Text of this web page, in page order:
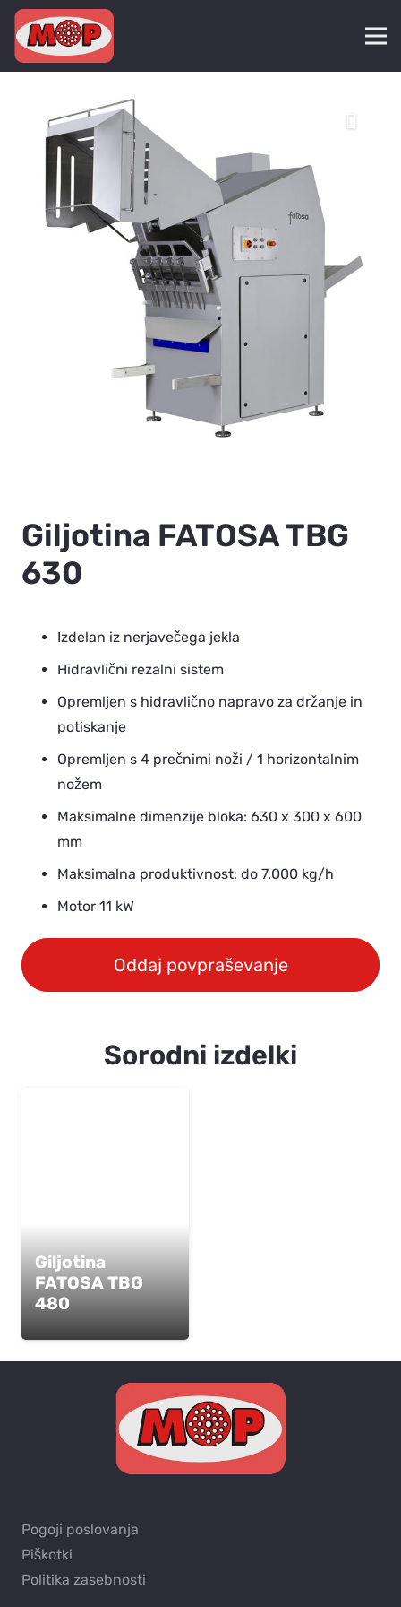
Giljotina FATOSA TBG
630
Izdelan iz nerjavečega jekla
Hidravlični rezalni sistem
Opremljen s hidravlično napravo za držanje in
potiskanje
Opremljen s 4 prečnimi noži / 1 horizontalnim
nožem
Maksimalne dimenzije bloka: 630 x 300 x 600
mm
Maksimalna produktivnost: do 7.000 kg/h
Motor 11 kW
Oddaj povpraševanje
Sorodni izdelki
Giljotina
FATOSA TBG
480
Pogoji poslovanja
Piškotki
Politika zasebnosti